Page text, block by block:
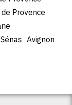
Provence
Sénas Avignon